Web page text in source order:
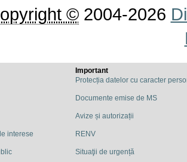
©2004-2026
interese
Important
Protecția datelor cu caracter
Documente emise de MS
Avize și autorizații
RENV
Situaţii de urgență